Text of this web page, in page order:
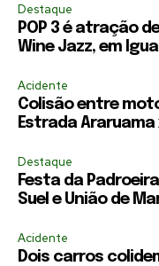
Destaque
POP 3 é atração
Wine Jazz, em
Acidente
Colisão entre
Estrada Araruama
Destaque
Festa da
Suel e União de
Acidente
Dois carros